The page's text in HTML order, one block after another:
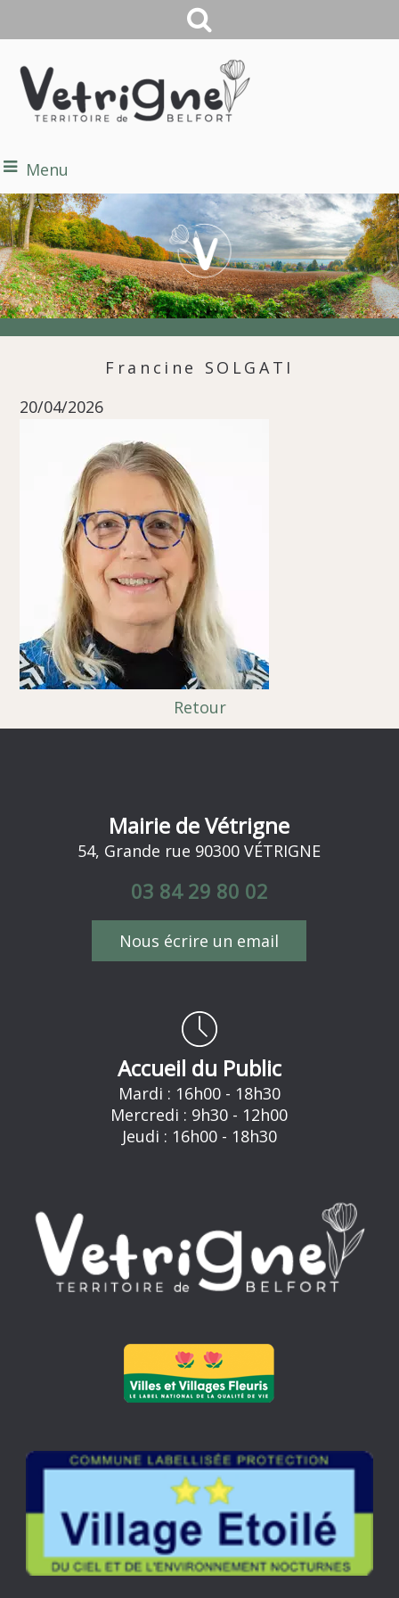
Menu
Francine SOLGATI
20/04/2026
Retour
Mairie de Vétrigne
54, Grande rue 90300 VÉTRIGNE
03 84 29 80 02
Nous écrire un email
Accueil du Public
Mardi : 16h00 - 18h30
Mercredi : 9h30 - 12h00
Jeudi : 16h00 - 18h30